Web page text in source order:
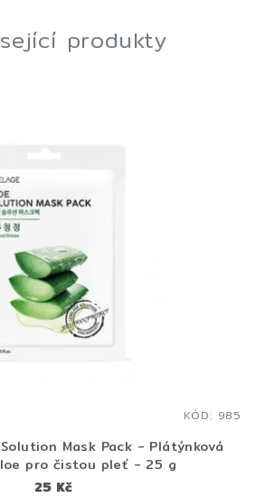
produkty
Solution Mask Pack - Plátýnková
pro čistou pleť - 25 g
25 Kč
KÓD: 985